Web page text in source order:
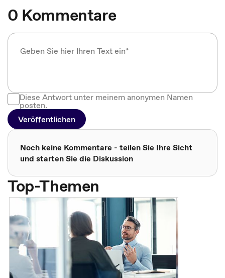
0 Kommentare
Diese Antwort unter meinem anonymen Namen
posten.
Veröffentlichen
Noch keine Kommentare - teilen Sie Ihre Sicht
und starten Sie die Diskussion
Top-Themen